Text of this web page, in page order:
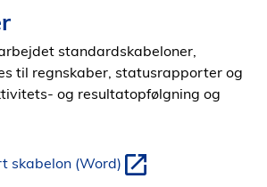
standardskabeloner,
til regnskaber, statusrapporter og
og resultatopfølgning og
skabelon (Word)